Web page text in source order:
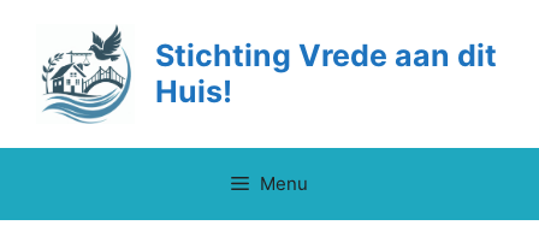
inhoud
Stichting Vrede aan dit
Huis!
Menu